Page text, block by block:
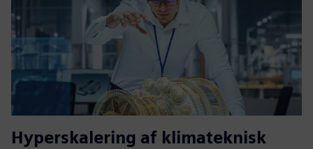
Hyperskalering af klimateknisk